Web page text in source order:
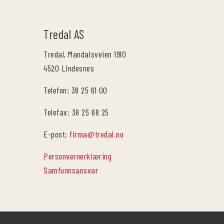
Tredal AS
Tredal, Mandalsveien 1910
4520 Lindesnes
Telefon: 38 25 61 00
Telefax: 38 25 68 25
E-post:firma@tredal.no
Personvernerklæring
Samfunnsansvar